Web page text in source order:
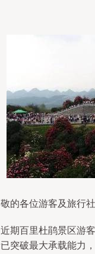
的各位游客及旅行社
期百里杜鹃景区游
突破最大承载能力